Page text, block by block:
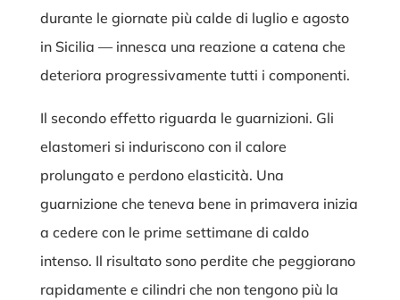
durante le giornate più calde di luglio e agosto
in Sicilia — innesca una reazione a catena che
deteriora progressivamente tutti i componenti.
Il secondo effetto riguarda le guarnizioni. Gli
elastomeri si induriscono con il calore
prolungato e perdono elasticità. Una
guarnizione che teneva bene in primavera inizia
a cedere con le prime settimane di caldo
intenso. Il risultato sono perdite che peggiorano
rapidamente e cilindri che non tengono più la